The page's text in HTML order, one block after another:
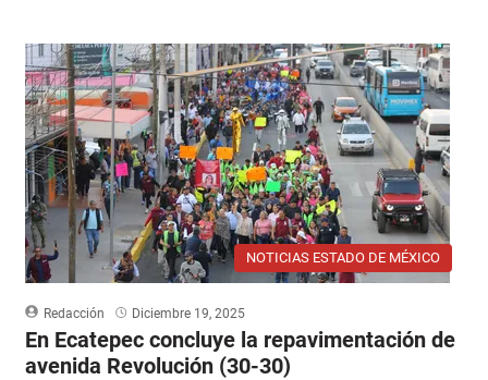
NOTICIAS ESTADO DE MÉXICO
Redacción Diciembre 19, 2025
En Ecatepec concluye la repavimentación de
avenida Revolución (30-30)